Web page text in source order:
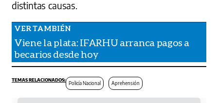
distintas causas.
Viene la plata: IFARHU arranca pagos a
becarios desde hoy
Policía Nacional Aprehensión